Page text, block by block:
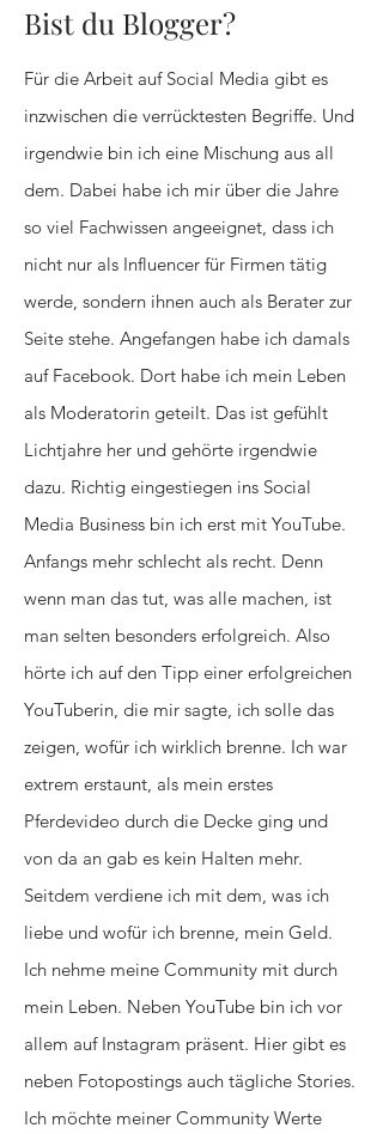
Bist du Blogger?
Für die Arbeit auf Social Media gibt es
inzwischen die verrücktesten Begriffe. Und
irgendwie bin ich eine Mischung aus all
dem. Dabei habe ich mir über die Jahre
so viel Fachwissen angeeignet, dass ich
nicht nur als Influencer für Firmen tätig
werde, sondern ihnen auch als Berater zur
Seite stehe. Angefangen habe ich damals
auf Facebook. Dort habe ich mein Leben
als Moderatorin geteilt. Das ist gefühlt
Lichtjahre her und gehörte irgendwie
dazu. Richtig eingestiegen ins Social
Media Business bin ich erst mit YouTube.
Anfangs mehr schlecht als recht. Denn
wenn man das tut, was alle machen, ist
man selten besonders erfolgreich. Also
hörte ich auf den Tipp einer erfolgreichen
YouTuberin, die mir sagte, ich solle das
zeigen, wofür ich wirklich brenne. Ich war
extrem erstaunt, als mein erstes
Pferdevideo durch die Decke ging und
von da an gab es kein Halten mehr.
Seitdem verdiene ich mit dem, was ich
liebe und wofür ich brenne, mein Geld.
Ich nehme meine Community mit durch
mein Leben. Neben YouTube bin ich vor
allem auf Instagram präsent. Hier gibt es
neben Fotopostings auch tägliche Stories.
Ich möchte meiner Community Werte